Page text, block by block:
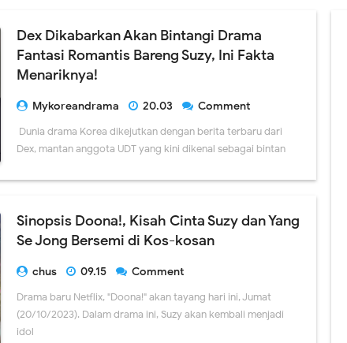
Dex Dikabarkan Akan Bintangi Drama
Fantasi Romantis Bareng Suzy, Ini Fakta
Menariknya!
Mykoreandrama 20.03
Comment
Dunia drama Korea dikejutkan dengan berita terbaru dari
Dex, mantan anggota UDT yang kini dikenal sebagai bintan
Sinopsis Doona!, Kisah Cinta Suzy dan Yang
Se Jong Bersemi di Kos-kosan
chus 09.15
Comment
Drama baru Netflix, "Doona!" akan tayang hari ini, Jumat
(20/10/2023). Dalam drama ini, Suzy akan kembali menjadi
idol